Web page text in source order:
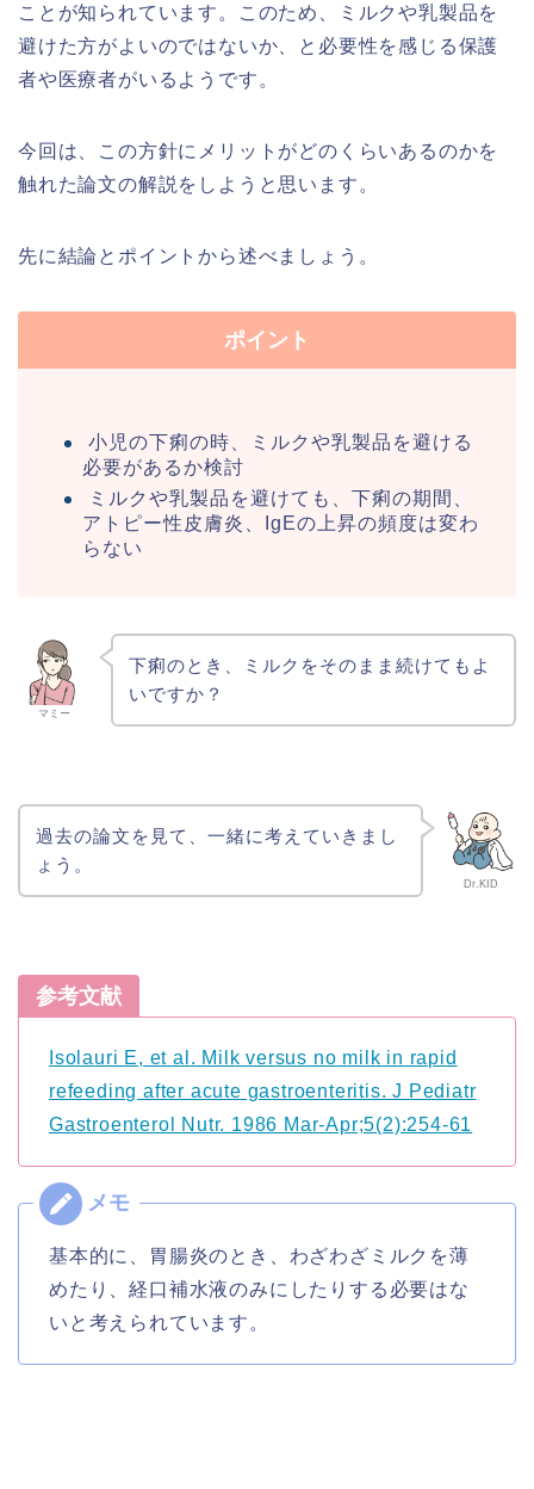
ことが知られています。このため、ミルクや乳製品を
避けた方がよいのではないか、と必要性を感じる保護
者や医療者がいるようです。
今回は、この方針にメリットがどのくらいあるのかを
触れた論文の解説をしようと思います。
先に結論とポイントから述べましょう。
ポイント
小児の下痢の時、ミルクや乳製品を避ける
必要があるか検討
ミルクや乳製品を避けても、下痢の期間、
アトピー性皮膚炎、IgEの上昇の頻度は変わ
らない
マミー
下痢のとき、ミルクをそのまま続けてもよ
いですか？
Dr.KID
過去の論文を見て、一緒に考えていきまし
ょう。
参考文献
Isolauri E, et al. Milk versus no milk in rapid
refeeding after acute gastroenteritis. J Pediatr
Gastroenterol Nutr. 1986 Mar-Apr;5(2):254-61
基本的に、胃腸炎のとき、わざわざミルクを薄
めたり、経口補水液のみにしたりする必要はな
いと考えられています。